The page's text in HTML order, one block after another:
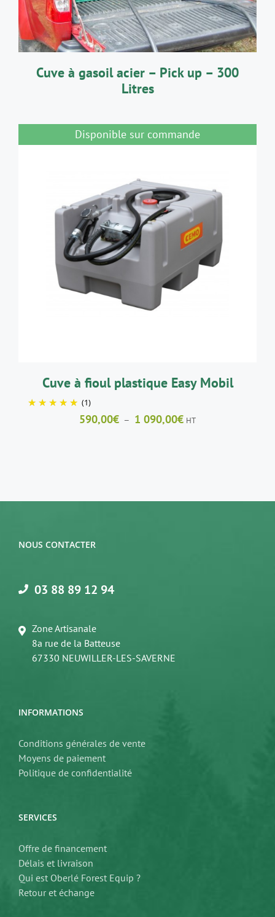
Cuve à gasoil acier – Pick up – 300
Litres
Disponible sur commande
DÉTAILS
Cuve à fioul plastique Easy Mobil
(1)
590,00€ – 1 090,00€Plage
HT
NOUS CONTACTER
03 88 89 12 94
Zone Artisanale
8a rue de la Batteuse
67330 NEUWILLER-LES-SAVERNE
INFORMATIONS
Conditions générales de vente
Moyens de paiement
Politique de confidentialité
SERVICES
Offre de financement
Délais et livraison
Qui est Oberlé Forest Equip ?
Retour et échange